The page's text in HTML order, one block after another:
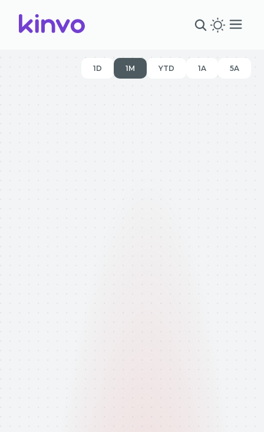
1D 1M YTD 1A 5A